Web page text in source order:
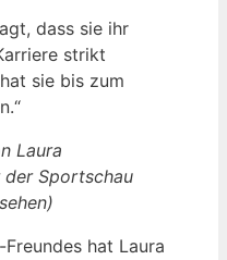
dass sie ihr
strikt
sie bis zum
Laura
der Sportschau
hat Laura